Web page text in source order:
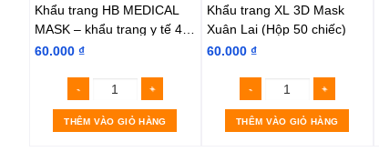
Khẩu trang HB MEDICAL
MASK – khẩu trang y tế 4
lớp kháng khuẩn màu trắng
60.000 ₫
THÊM VÀO GIỎ HÀNG
Khẩu trang XL 3D Mask
Xuân Lai (Hộp 50 chiếc)
60.000 ₫
THÊM VÀO GIỎ HÀNG